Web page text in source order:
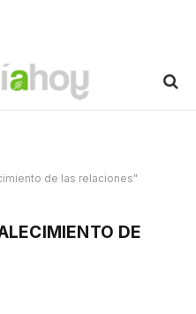
de las relaciones"
DE